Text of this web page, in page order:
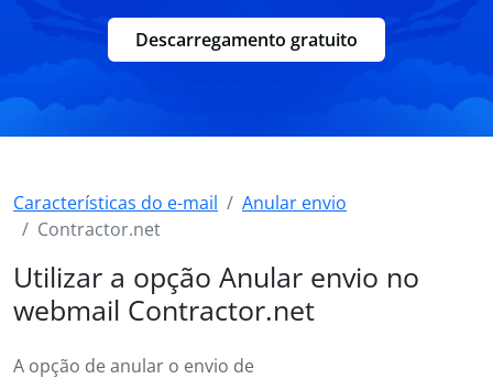
Descarregamento gratuito
Características do e-mail
Anular envio
Contractor.net
Utilizar a opção Anular envio no
webmail Contractor.net
A opção de anular o envio de